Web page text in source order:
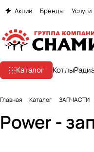
Акции Бренды Услуги
Каталог Котлы
Главная Каталог ЗАПЧАСТИ
Power -